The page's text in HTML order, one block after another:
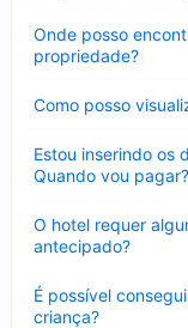
Onde posso
propriedade?
Como posso
Estou inserindo os
Quando vou pagar?
O hotel requer
antecipado?
É possível
criança?
Contraído